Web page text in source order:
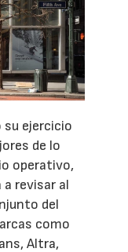
su ejercicio
de lo
operativo,
a revisar al
del
como
Altra,